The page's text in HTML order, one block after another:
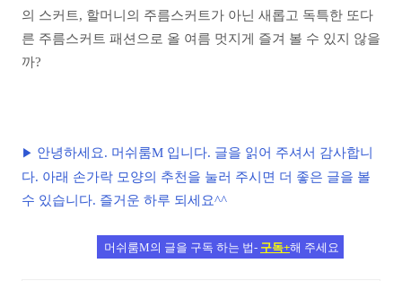
의 스커트, 할머니의 주름스커트가 아닌 새롭고 독특한 또다
른 주름스커트 패션으로 올 여름 멋지게 즐겨 볼 수 있지 않을
까?
▶ 안녕하세요. 머쉬룸M 입니다. 글을 읽어 주셔서 감사합니
다. 아래 손가락 모양의 추천을 눌러 주시면 더 좋은 글을 볼
수 있습니다. 즐거운 하루 되세요^^
머쉬룸M의 글을 구독 하는 법- 구독+해 주세요